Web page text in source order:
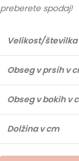
preberete spodaj!
Velikost/številka
Obseg v prsih v
Obseg v bokih v
Dolžina v cm